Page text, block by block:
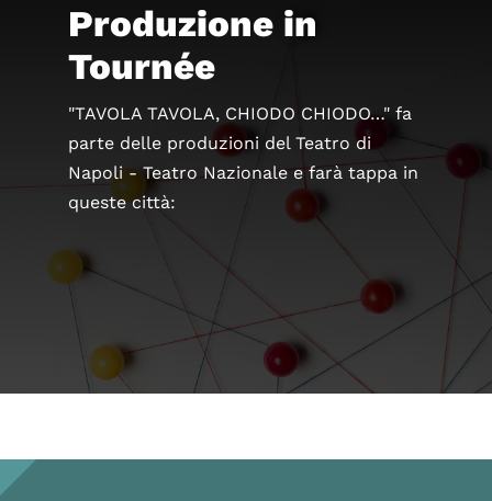
Produzione in
Tournée
"TAVOLA TAVOLA, CHIODO CHIODO…" fa
parte delle produzioni del Teatro di
Napoli - Teatro Nazionale e farà tappa in
queste città: